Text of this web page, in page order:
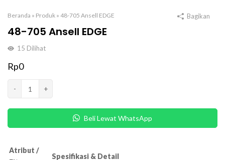
Beranda » Produk » 48-705 Ansell EDGE
48-705 Ansell EDGE
15 Dilihat
Rp0
-
48-
705
+
Beli Lewat WhatsApp
Atribut /
Spesifikasi & Detail
Bagikan